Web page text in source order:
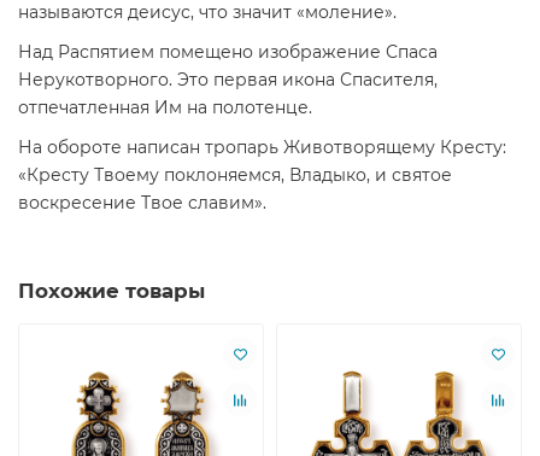
называются деисус, что значит «моление».
Над Распятием помещено изображение Спаса
Нерукотворного. Это первая икона Спасителя,
отпечатленная Им на полотенце.
На обороте написан тропарь Животворящему Кресту:
«Кресту Твоему поклоняемся, Владыко, и святое
воскресение Твое славим».
Похожие товары